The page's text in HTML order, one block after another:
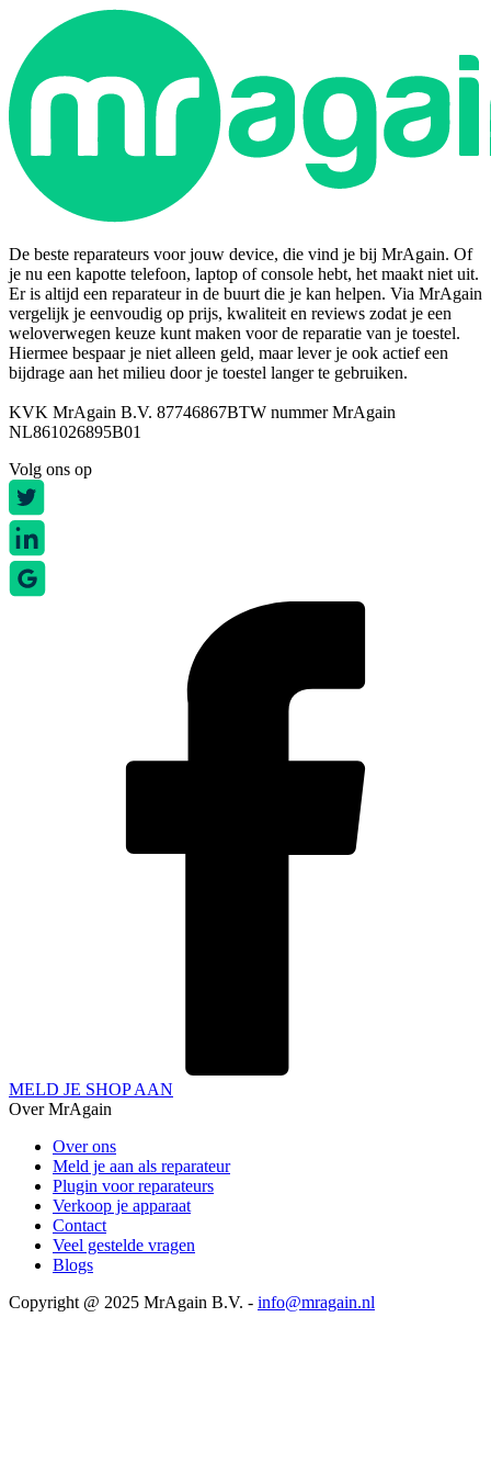
De beste reparateurs voor jouw device, die vind je bij MrAgain. Of
je nu een kapotte telefoon, laptop of console hebt, het maakt niet uit.
Er is altijd een reparateur in de buurt die je kan helpen. Via MrAgain
vergelijk je eenvoudig op prijs, kwaliteit en reviews zodat je een
weloverwegen keuze kunt maken voor de reparatie van je toestel.
Hiermee bespaar je niet alleen geld, maar lever je ook actief een
bijdrage aan het milieu door je toestel langer te gebruiken.
KVK MrAgain B.V. 87746867BTW nummer MrAgain
NL861026895B01
Volg ons op
MELD JE SHOP AAN
Over MrAgain
Over ons
Meld je aan als reparateur
Plugin voor reparateurs
Verkoop je apparaat
Contact
Veel gestelde vragen
Blogs
Copyright @ 2025 MrAgain B.V. - info@mragain.nl